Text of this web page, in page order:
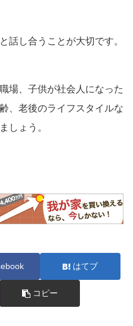
話し合うことが大切です。
場、子供が社会人になった
、老後のライフスタイルな
しょう。
はてブ
コピー